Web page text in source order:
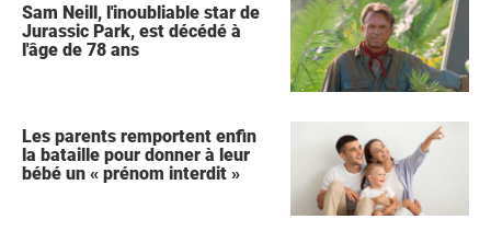
Sam Neill, l'inoubliable star de
Jurassic Park, est décédé à
l'âge de 78 ans
Les parents remportent enfin
la bataille pour donner à leur
bébé un « prénom interdit »